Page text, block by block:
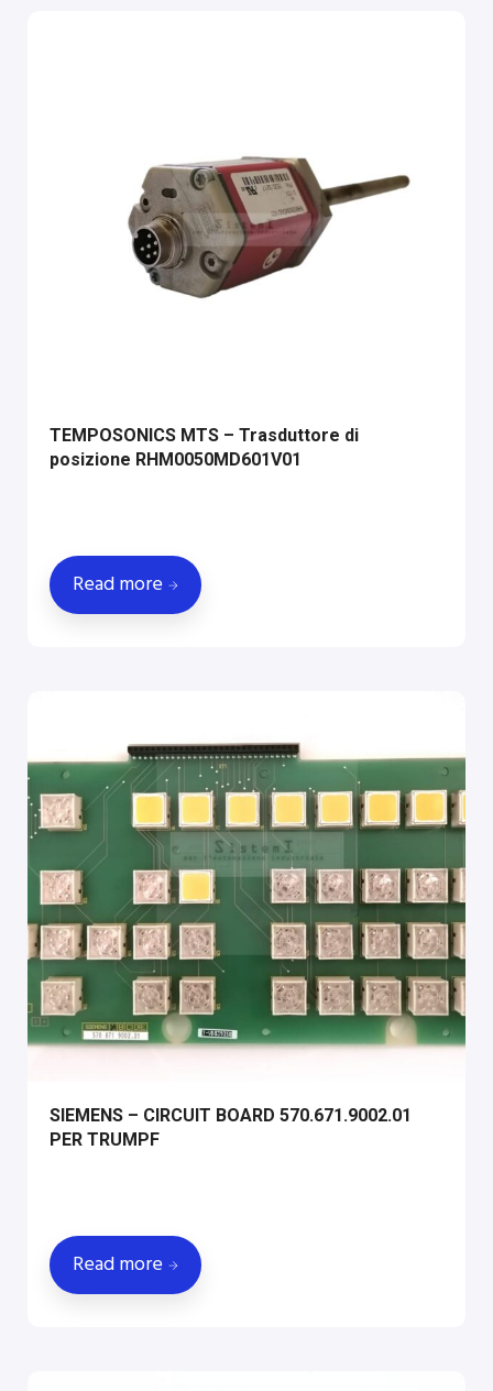
TEMPOSONICS MTS – Trasduttore di
posizione RHM0050MD601V01
Read more
SIEMENS – CIRCUIT BOARD 570.671.9002.01
PER TRUMPF
Read more